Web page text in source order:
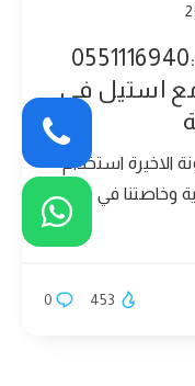
معلم فوم بالطائف ت:0551116940
استيل في
الاخيرة استخدام
وخاصتنا في مدن
0 453